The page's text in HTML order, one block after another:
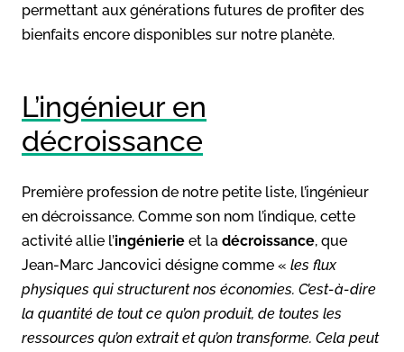
permettant aux générations futures de profiter des
bienfaits encore disponibles sur notre planète.
L’ingénieur en
décroissance
Première profession de notre petite liste, l’ingénieur
en décroissance. Comme son nom l’indique, cette
activité allie l’ingénierie et la décroissance, que
Jean-Marc Jancovici désigne comme « les flux
physiques qui structurent nos économies. C’est-à-dire
la quantité de tout ce qu’on produit, de toutes les
ressources qu’on extrait et qu’on transforme. Cela peut